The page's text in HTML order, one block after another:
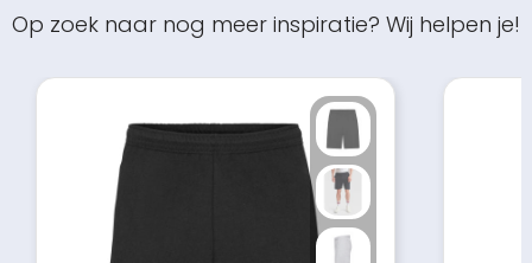
Op zoek naar nog meer inspiratie? Wij helpen je!